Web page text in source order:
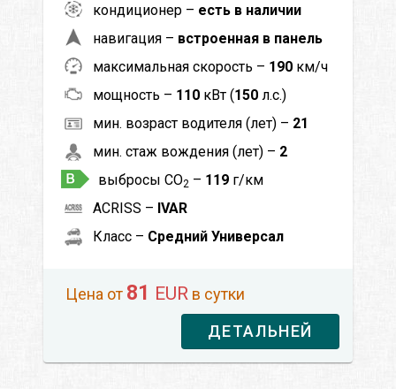
кондиционер – есть в наличии
навигация – встроенная в панель
максимальная скорость – 190 км/ч
мощность – 110 кВт (150 л.с.)
мин. возраст водителя (лет) – 21
мин. стаж вождения (лет) – 2
выбросы CO2 – 119 г/км
ACRISS – IVAR
Класс – Средний Универсал
Цена от 81 EUR в сутки
ДЕТАЛЬНЕЙ